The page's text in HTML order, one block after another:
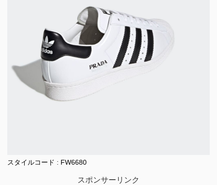
スタイルコード : FW6680
スポンサーリンク